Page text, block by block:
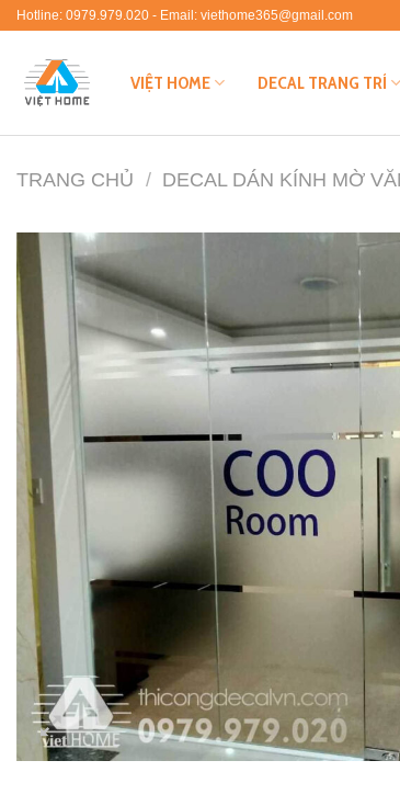
Skip
content
Hotline: 0979.979.020 - Email: viethome365@gmail.com
VIỆT HOME DECAL TRANG TRÍ
TRANG CHỦ / DECAL DÁN KÍNH MỜ